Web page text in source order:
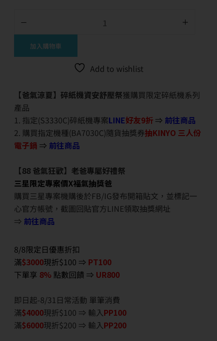
加入購物車
Add to wishlist
【爸氣涼夏】碎紙機資安舒壓祭獲購買限定碎紙機系列
產品
1. 指定(S3330C)碎紙機專案LINE好友9折 ⇒ 前往商品
2. 購買指定機種(BA7030C)隨貨抽獎券抽KINYO 三人份
電子鍋 ⇒ 前往商品
【88 爸氣狂歡】老爸專屬好禮祭
三星限定專案價X福氣抽獎爸
購買三星專案機購後於FB/IG發布開箱貼文，並標記一
心官方帳號，截圖回貼官方LINE領取抽獎網址
⇒ 前往商品
8/8限定日優惠折扣
滿$3000現折$100 ⇒ PT100
下單享 8% 點數回饋 ⇒ UR800
即日起-8/31日常活動 單筆消費
滿$4000現折$100 ⇒ 輸入PP100
滿$6000現折$200 ⇒ 輸入PP200